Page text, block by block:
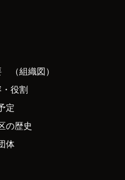
（組織図）
役割
定
の歴史
体